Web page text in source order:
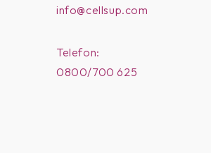
info@cellsup.com
Telefon:
0800/700 625